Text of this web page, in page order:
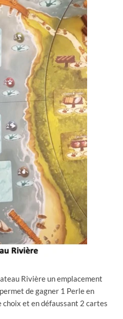
Rivière un emplacement
de gagner 1 Perle en
et en défaussant 2 cartes